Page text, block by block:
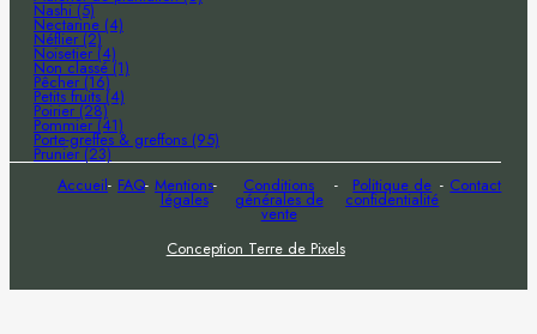
Nashi (5)
Nectarine (4)
Néflier (2)
Noisetier (4)
Non classé (1)
Pêcher (16)
Petits fruits (4)
Poirier (28)
Pommier (41)
Porte-greffes & greffons (95)
Prunier (23)
Accueil FAQ Mentions
légales
Conditions
générales de
vente
Politique de
confidentialité
Contact
Conception Terre de Pixels